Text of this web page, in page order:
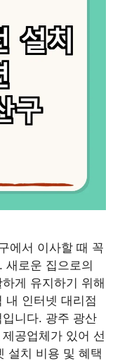
에서 이사할 때 꼭
새로운 집으로의
게 유지하기 위해
내 인터넷 대리점
니다. 광주 광산
공업체가 있어 선
설치 비용 및 혜택